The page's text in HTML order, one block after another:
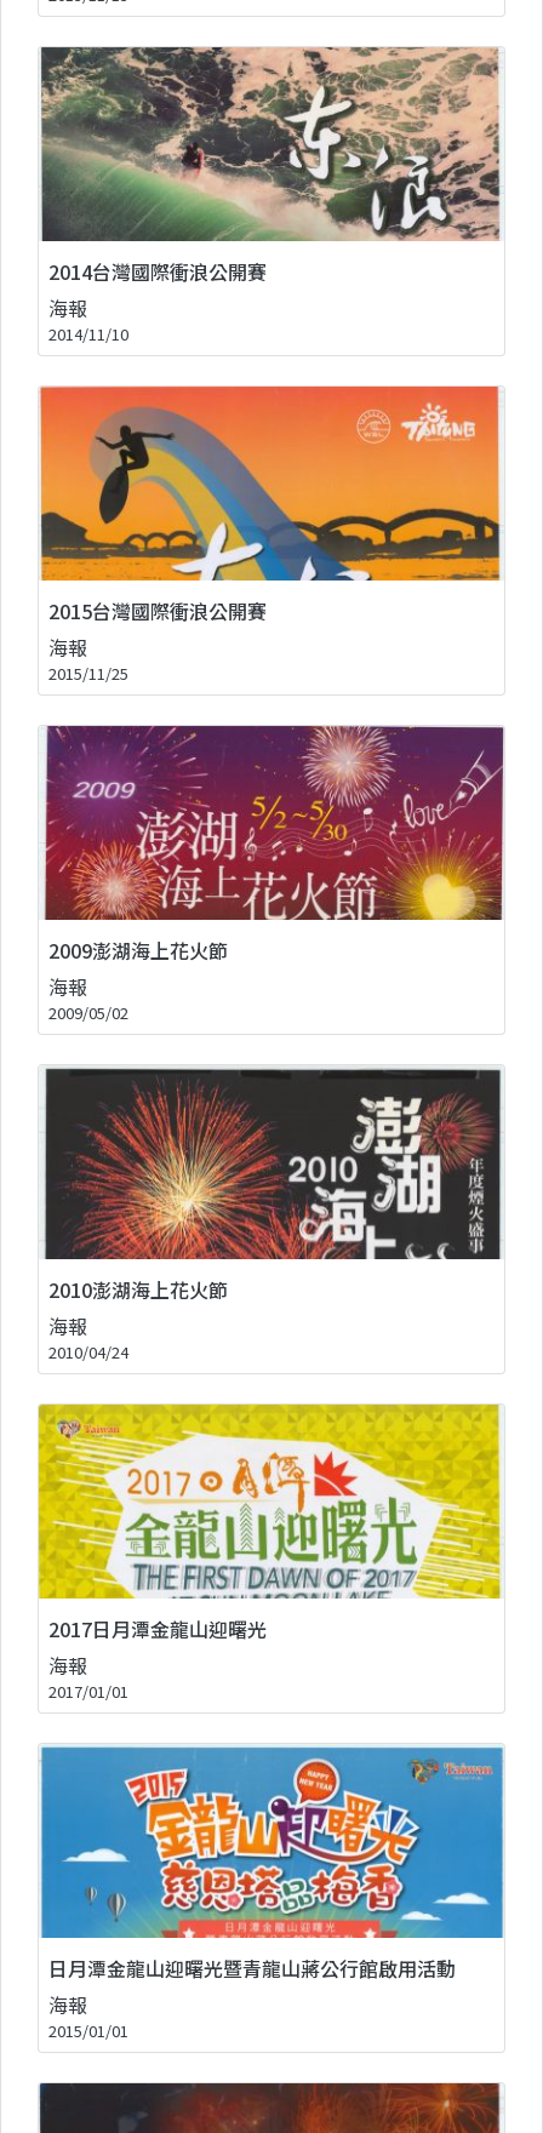
2014台灣國際衝浪公開賽
海報
2014/11/10
2015台灣國際衝浪公開賽
海報
2015/11/25
2009澎湖海上花火節
海報
2009/05/02
2010澎湖海上花火節
海報
2010/04/24
2017日月潭金龍山迎曙光
海報
2017/01/01
日月潭金龍山迎曙光暨青龍山蔣公行館啟用活動
海報
2015/01/01